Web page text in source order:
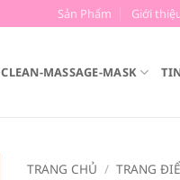
Sản Phẩm Giới
CLEAN-MASSAGE-MASK
TRANG CHỦ / TRANG